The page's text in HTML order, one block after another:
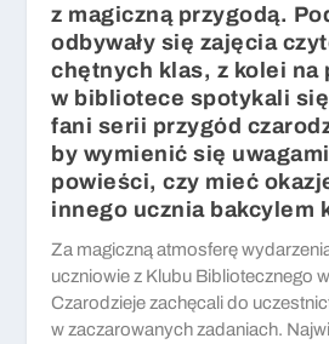
z magiczną przygodą.
odbywały się zajęcia
chętnych klas, z kolei na
w bibliotece spotykali
fani serii przygód
by wymienić się
powieści, czy mieć
innego ucznia bakcylem
Za magiczną atmosferę
uczniowie z Klubu Bibliotecznego
Czarodzieje zachęcali do
w zaczarowanych zadaniach.